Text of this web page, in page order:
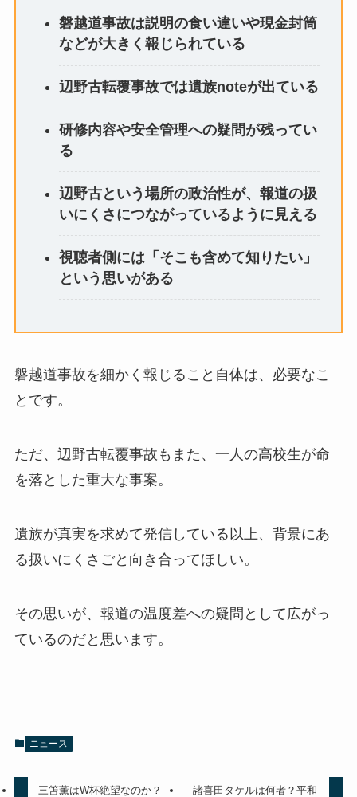
磐越道事故は説明の食い違いや現金封筒
などが大きく報じられている
辺野古転覆事故では遺族noteが出ている
研修内容や安全管理への疑問が残ってい
る
辺野古という場所の政治性が、報道の扱
いにくさにつながっているように見える
視聴者側には「そこも含めて知りたい」
という思いがある
磐越道事故を細かく報じること自体は、必要なこ
とです。
ただ、辺野古転覆事故もまた、一人の高校生が命
を落とした重大な事案。
遺族が真実を求めて発信している以上、背景にあ
る扱いにくさごと向き合ってほしい。
その思いが、報道の温度差への疑問として広がっ
ているのだと思います。
ニュース
三笘薫はW杯絶望なのか？
諸喜田タケルは何者？平和